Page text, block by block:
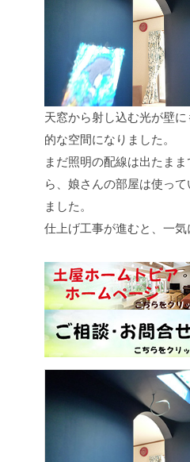
天窓から射し込む光が壁
的な空間になりました。
まだ照明の配線は出たま
ら、娘さんの部屋は使っ
ました。
仕上げ工事が進むと、一気